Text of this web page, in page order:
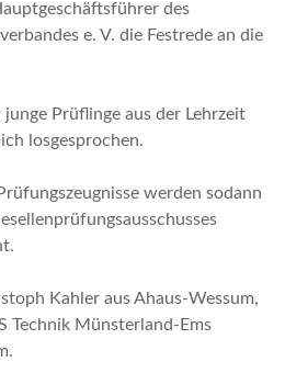
des
e. V. die Festrede an die
junge Prüflinge aus der Lehrzeit
losgesprochen.
werden sodann
Kahler aus Ahaus-Wessum,
Technik Münsterland-Ems